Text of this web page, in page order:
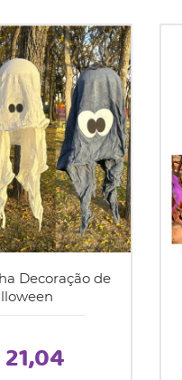
Decoração de